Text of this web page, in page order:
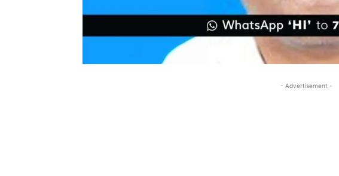
- Advertisement -